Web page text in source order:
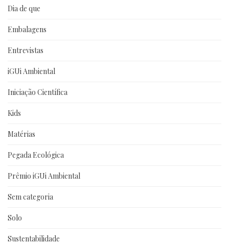
Dia de que
Embalagens
Entrevistas
iGUi Ambiental
Iniciação Científica
Kids
Matérias
Pegada Ecológica
Prêmio iGUi Ambiental
Sem categoria
Solo
Sustentabilidade